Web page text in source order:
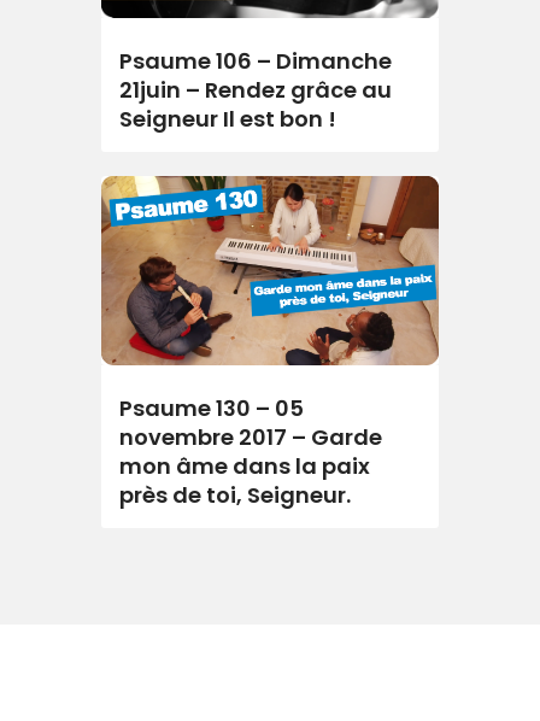
Psaume 106 – Dimanche
21juin – Rendez grâce au
Seigneur Il est bon !
Psaume 130 – 05
novembre 2017 – Garde
mon âme dans la paix
près de toi, Seigneur.